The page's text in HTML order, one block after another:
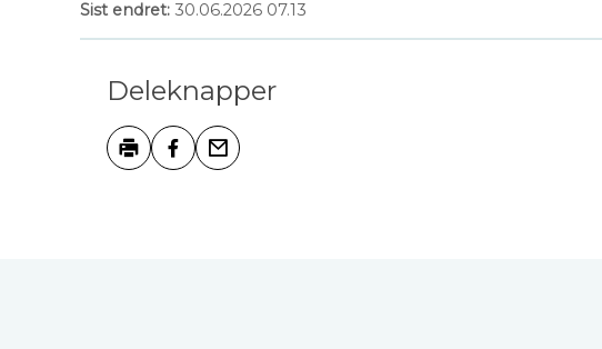
Sist endret 30.06.2026 07.13
Deleknapper